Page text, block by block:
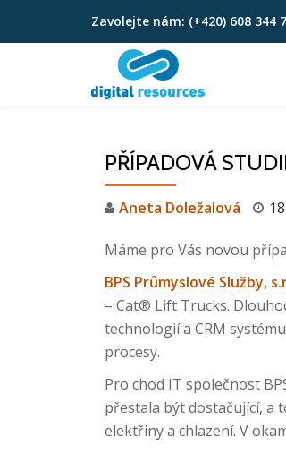
Skip
Zavolejte nám: (+420) 608 344
PŘÍPADOVÁ
Aneta Doležalová
Máme pro Vás novou
BPS Průmyslové Služby,
– Cat® Lift Trucks.
technologií a CRM systému
procesy.
Pro chod IT společnost
přestala být dostačující, a
elektřiny a chlazení. V